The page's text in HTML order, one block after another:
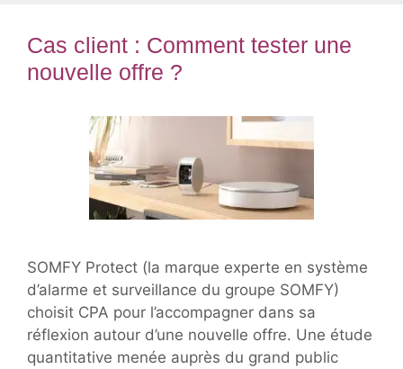
Cas client : Comment tester une
nouvelle offre ?
SOMFY Protect (la marque experte en système
d’alarme et surveillance du groupe SOMFY)
choisit CPA pour l’accompagner dans sa
réflexion autour d’une nouvelle offre. Une étude
quantitative menée auprès du grand public